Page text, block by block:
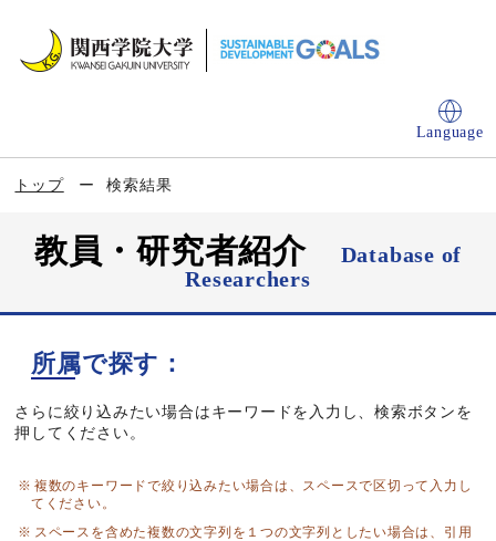
Language
トップ 検索結果
教員・研究者紹介
Database of
Researchers
所属で探す：
さらに絞り込みたい場合はキーワードを入力し、検索ボタンを
押してください。
複数のキーワードで絞り込みたい場合は、スペースで区切って入力し
てください。
スペースを含めた複数の文字列を１つの文字列としたい場合は、引用